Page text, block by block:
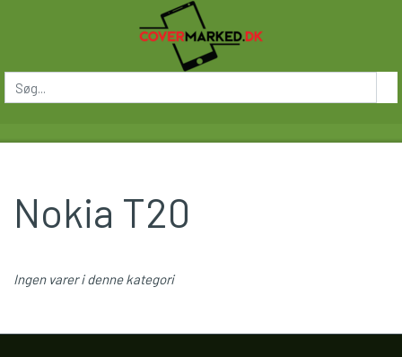
Nokia T20
Ingen varer i denne kategori